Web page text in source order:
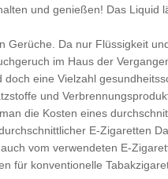
und genießen! Das
Gerüche. Da nur Flüssigkeit
im Haus der
eine Vielzahl
und
die Kosten eines
E-Zigaretten
vom verwendeten E-
für konventionelle